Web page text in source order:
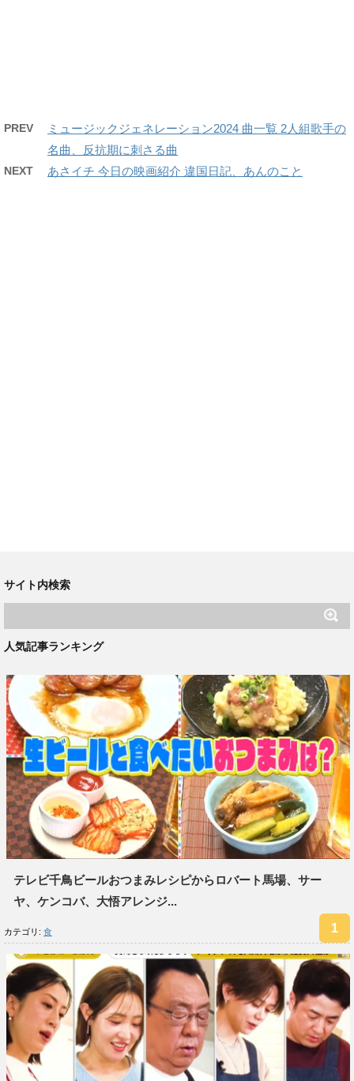
PREV
ミュージックジェネレーション2024 曲一覧 2人組歌手の
名曲、反抗期に刺さる曲
NEXT あさイチ 今日の映画紹介 違国日記、あんのこと
サイト内検索
人気記事ランキング
テレビ千鳥ビールおつまみレシピからロバート馬場、サー
ヤ、ケンコバ、大悟アレンジ...
カテゴリ: 食